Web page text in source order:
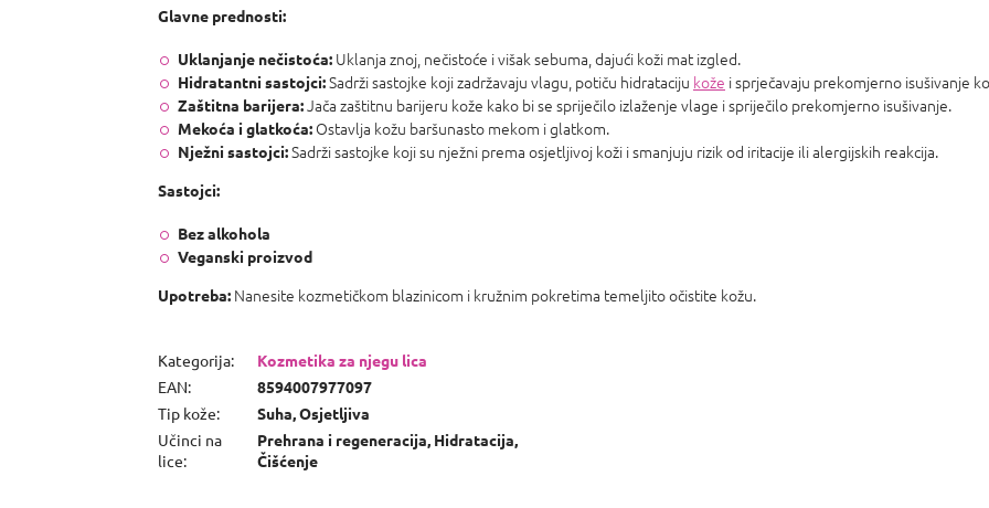
Glavne prednosti:
Uklanjanje nečistoća: Uklanja znoj, nečistoće i višak sebuma, dajući koži mat izgled.
Hidratantni sastojci:Sadrži sastojke koji zadržavaju vlagu, potiču hidrataciju kože i sprječavaju prekomjerno isušivanje
Zaštitna barijera:Jača zaštitnu barijeru kože kako bi se spriječilo izlaženje vlage i spriječilo prekomjerno isušivanje.
Mekoća i glatkoća: Ostavlja kožu baršunasto mekom i glatkom.
Nježni sastojci:Sadrži sastojke koji su nježni prema osjetljivoj koži i smanjuju rizik od iritacije ili alergijskih reakcija.
Sastojci:
Bez alkohola
Veganski proizvod
Upotreba: Nanesite kozmetičkom blazinicom i kružnim pokretima temeljito očistite kožu.
Kategorija:
Kozmetika za njegu lica
EAN:
8594007977097
Tip kože:
Suha, Osjetljiva
Učinci na
lice:
Prehrana i regeneracija, Hidratacija,
Čišćenje